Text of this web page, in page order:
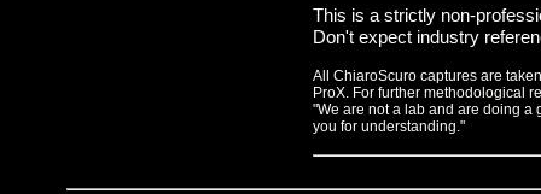
This is a strictly non-
Don't expect industry
All ChiaroScuro captures are
ProX. For further methodological
"We are not a lab and are doing a
you for understanding."